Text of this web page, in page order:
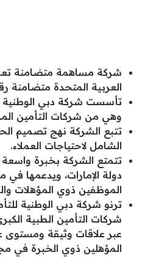
شركة مساهمة متضامنة
العربية المتحدة متضامنة رقم 6 لسنة
وهي من شركات التأمين
تتبع الشركة نهج تصميم
الشامل لاحتياجات العملاء.
تتمتع الشركة بخبرة
دولة الإمارات، ويدعمها
الموظفين ذوي المؤهلات
ترنو شركة دبي الوطنية
شركات التأمين الطبية
عبر علاقات وثيقة ومستوى
المؤهلين ذوي الخبرة في